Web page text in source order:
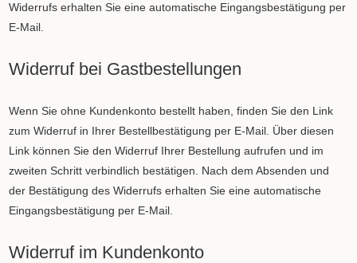
Widerrufs erhalten Sie eine automatische Eingangsbestätigung per
E-Mail.
Widerruf bei Gastbestellungen
Wenn Sie ohne Kundenkonto bestellt haben, finden Sie den Link
zum Widerruf in Ihrer Bestellbestätigung per E-Mail. Über diesen
Link können Sie den Widerruf Ihrer Bestellung aufrufen und im
zweiten Schritt verbindlich bestätigen. Nach dem Absenden und
der Bestätigung des Widerrufs erhalten Sie eine automatische
Eingangsbestätigung per E-Mail.
Widerruf im Kundenkonto